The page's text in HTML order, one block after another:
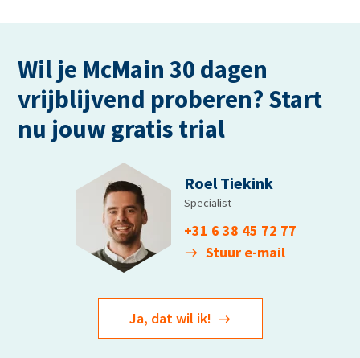
Wil je McMain 30 dagen
vrijblijvend proberen? Start
nu jouw gratis trial
Roel Tiekink
Specialist
+31 6 38 45 72 77
Stuur e-mail
Ja, dat wil ik!